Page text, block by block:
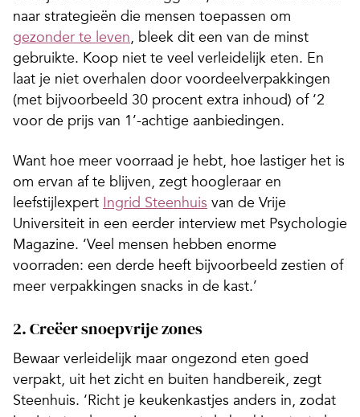
naar strategieën die mensen toepassen om
gezonder te leven, bleek dit een van de minst
gebruikte. Koop niet te veel verleidelijk eten. En
laat je niet overhalen door voordeelverpakkingen
(met bijvoorbeeld 30 procent extra inhoud) of ‘2
voor de prijs van 1’-achtige aanbiedingen.
Want hoe meer voorraad je hebt, hoe lastiger het is
om ervan af te blijven, zegt hoogleraar en
leefstijlexpert Ingrid Steenhuis van de Vrije
Universiteit in een eerder interview met Psychologie
Magazine. ‘Veel mensen hebben enorme
voorraden: een derde heeft bijvoorbeeld zestien of
meer verpakkingen snacks in de kast.’
2. Creëer snoepvrije zones
Bewaar verleidelijk maar ongezond eten goed
verpakt, uit het zicht en buiten handbereik, zegt
Steenhuis. ‘Richt je keukenkastjes anders in, zodat